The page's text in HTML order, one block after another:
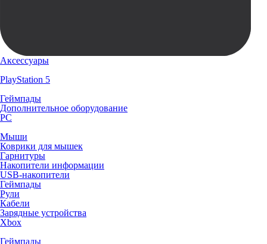
Аксессуары
PlayStation 5
Геймпады
Дополнительное оборудование
PC
Мыши
Коврики для мышек
Гарнитуры
Накопители информации
USB-накопители
Геймпады
Рули
Кабели
Зарядные устройства
Xbox
Геймпады